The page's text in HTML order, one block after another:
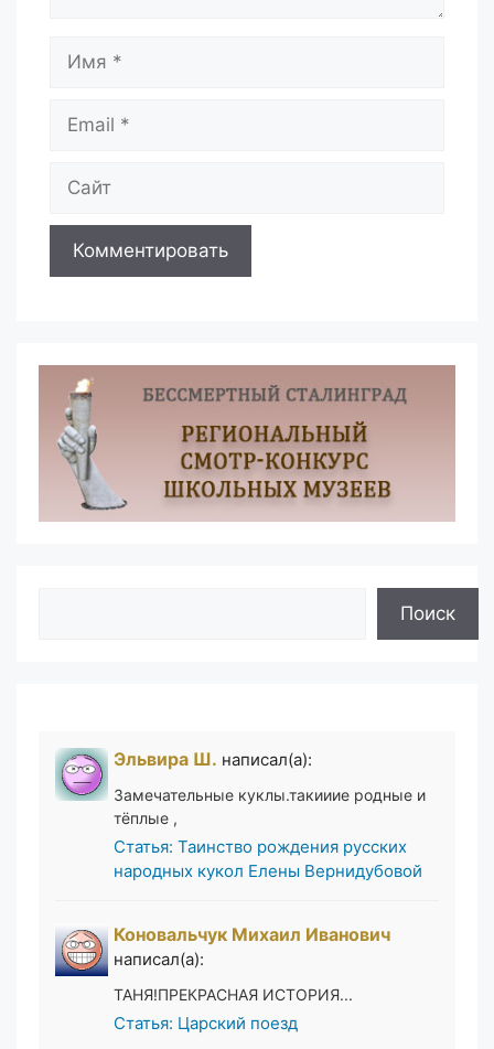
Поиск
Эльвира Ш. написал(а):
Замечательные куклы.такииие родные и
тёплые ,
Статья: Таинство рождения русских
народных кукол Елены Вернидубовой
Коновальчук Михаил Иванович
написал(а):
ТАНЯ!ПРЕКРАСНАЯ ИСТОРИЯ...
Статья: Царский поезд